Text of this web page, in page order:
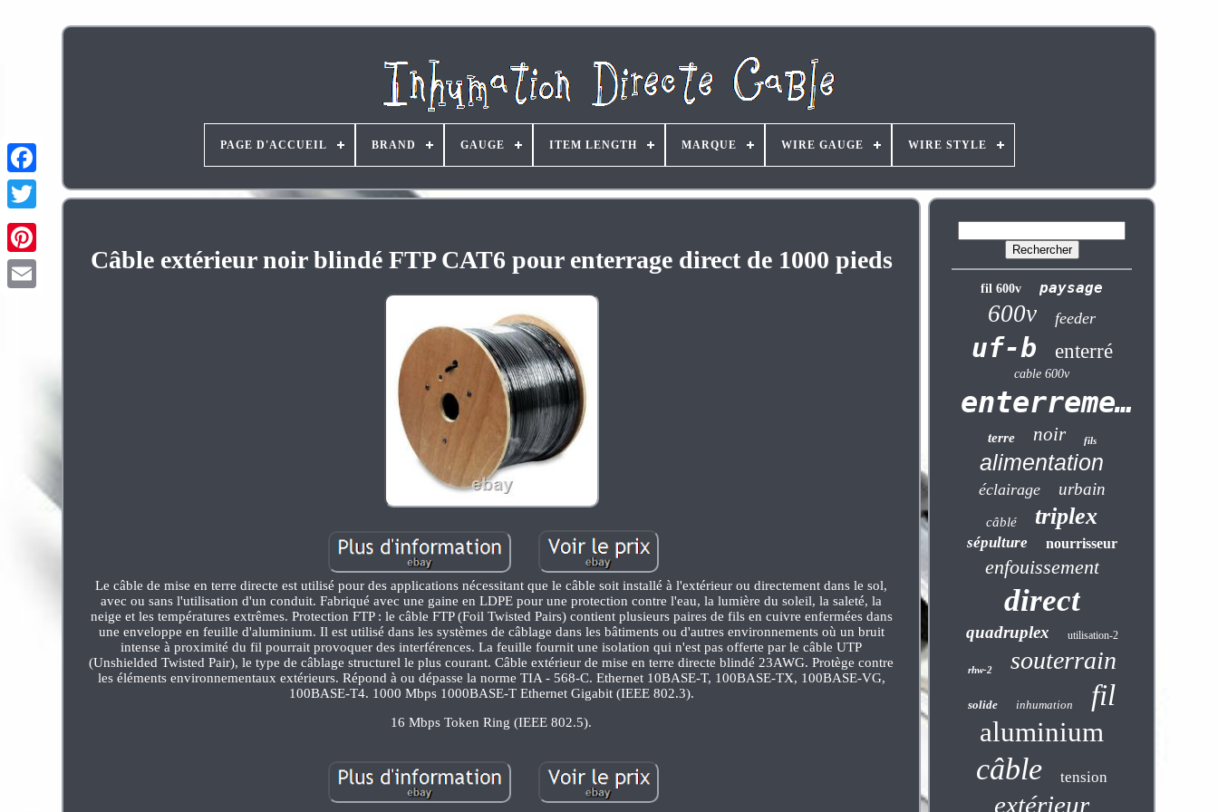
Pinterest
PAGE D'ACCUEIL BRAND GAUGE ITEM LENGTH MARQUE WIRE GAUGE WIRE STYLE
Câble extérieur noir blindé FTP CAT6 pour enterrage direct de 1000 pieds
Le câble de mise en terre directe est utilisé pour des applications nécessitant que le câble soit installé à l'extérieur ou directement dans le sol,
avec ou sans l'utilisation d'un conduit. Fabriqué avec une gaine en LDPE pour une protection contre l'eau, la lumière du soleil, la saleté, la
neige et les températures extrêmes. Protection FTP : le câble FTP (Foil Twisted Pairs) contient plusieurs paires de fils en cuivre enfermées dans
une enveloppe en feuille d'aluminium. Il est utilisé dans les systèmes de câblage dans les bâtiments ou d'autres environnements où un bruit
intense à proximité du fil pourrait provoquer des interférences. La feuille fournit une isolation qui n'est pas offerte par le câble UTP
(Unshielded Twisted Pair), le type de câblage structurel le plus courant. Câble extérieur de mise en terre directe blindé 23AWG. Protège contre
les éléments environnementaux extérieurs. Répond à ou dépasse la norme TIA - 568-C. Ethernet 10BASE-T, 100BASE-TX, 100BASE-VG,
100BASE-T4. 1000 Mbps 1000BASE-T Ethernet Gigabit (IEEE 802.3).
16 Mbps Token Ring (IEEE 802.5).
fil 600v paysage
600v feeder
uf-b enterré
cable 600v
enterrement
terre noir fils
alimentation
éclairage urbain
câblé triplex
sépulture nourrisseur
enfouissement
direct
quadruplex utilisation-2
rhw-2 souterrain
solide inhumation fil
aluminium
câble tension
extérieur